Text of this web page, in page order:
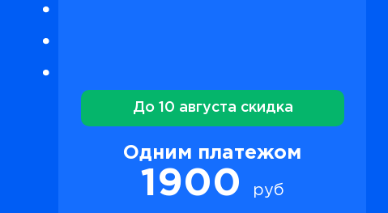
До 10 августа скидка
Одним платежом
1900 руб